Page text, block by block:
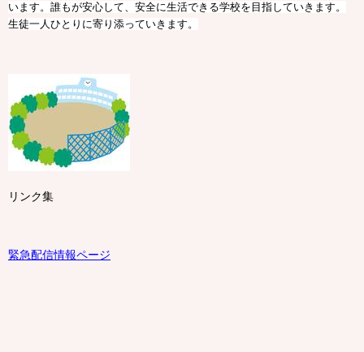
います。誰もが安心して、安全に生活できる学校を目指していきます。
生徒一人ひとりに寄り添っていきます。
リンク集
緊急配信情報ページ